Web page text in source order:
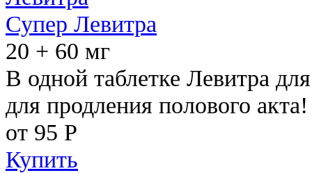
Супер Левитра
20 + 60 мг
В одной таблетке Левитра
для продления полового акта!
от 95 Р
Купить